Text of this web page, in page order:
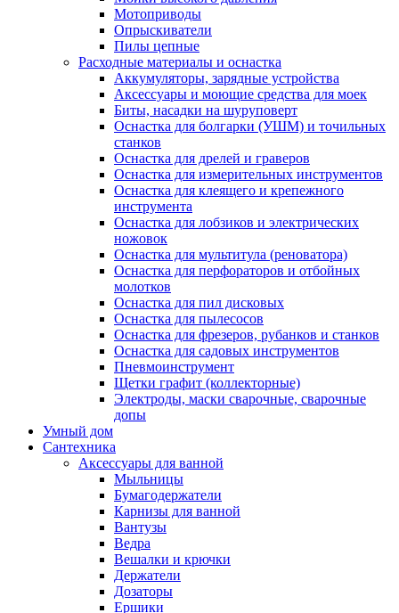
Мотоприводы
Опрыскиватели
Пилы цепные
Расходные материалы и оснастка
Аккумуляторы, зарядные устройства
Аксессуары и моющие средства для моек
Биты, насадки на шуруповерт
Оснастка для болгарки (УШМ) и точильных
станков
Оснастка для дрелей и граверов
Оснастка для измерительных инструментов
Оснастка для клеящего и крепежного
инструмента
Оснастка для лобзиков и электрических
ножовок
Оснастка для мультитула (реноватора)
Оснастка для перфораторов и отбойных
молотков
Оснастка для пил дисковых
Оснастка для пылесосов
Оснастка для фрезеров, рубанков и станков
Оснастка для садовых инструментов
Пневмоинструмент
Щетки графит (коллекторные)
Электроды, маски сварочные, сварочные
допы
Умный дом
Сантехника
Аксессуары для ванной
Мыльницы
Бумагодержатели
Карнизы для ванной
Вантузы
Ведра
Вешалки и крючки
Держатели
Дозаторы
Ершики